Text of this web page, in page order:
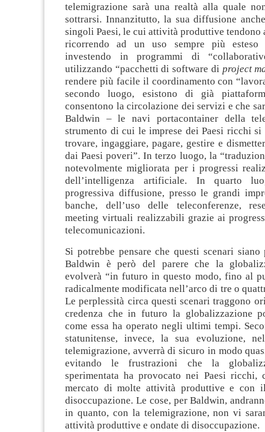
telemigrazione sarà una realtà alla quale
sottrarsi. Innanzitutto, la sua diffusione
singoli Paesi, le cui attività produttive tendono
ricorrendo ad un uso sempre più esteso
investendo in programmi di
utilizzando “pacchetti di software di project
rendere più facile il coordinamento con
secondo luogo, esistono di già
consentono la circolazione dei servizi e che
Baldwin – le navi portacontainer della
strumento di cui le imprese dei Paesi ricchi si
trovare, ingaggiare, pagare, gestire e
dai Paesi poveri”. In terzo luogo, la
notevolmente migliorata per i progressi
dell’intelligenza artificiale. In quarto
progressiva diffusione, presso le grandi
banche, dell’uso delle teleconferenze,
meeting virtuali realizzabili grazie ai
telecomunicazioni.
Si potrebbe pensare che questi scenari
Baldwin è però del parere che la
evolverà “in futuro in questo modo, fino al
radicalmente modificata nell’arco di tre o
Le perplessità circa questi scenari traggono
credenza che in futuro la globalizzazione
come essa ha operato negli ultimi tempi.
statunitense, invece, la sua evoluzione,
telemigrazione, avverrà di sicuro in modo
evitando le frustrazioni che la
sperimentata ha provocato nei Paesi ricchi,
mercato di molte attività produttive e con
disoccupazione. Le cose, per Baldwin,
in quanto, con la telemigrazione, non vi
attività produttive e ondate di disoccupazione.